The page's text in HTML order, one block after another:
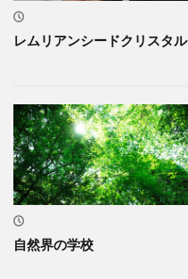
レムリアンシードクリスタル
自然界の学校